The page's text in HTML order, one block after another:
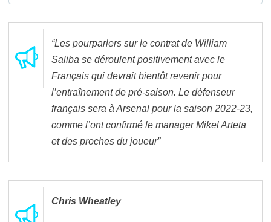
“Les pourparlers sur le contrat de William
Saliba se déroulent positivement avec le
Français qui devrait bientôt revenir pour
l’entraînement de pré-saison. Le défenseur
français sera à Arsenal pour la saison 2022-23,
comme l’ont confirmé le manager Mikel Arteta
et des proches du joueur”
Chris Wheatley